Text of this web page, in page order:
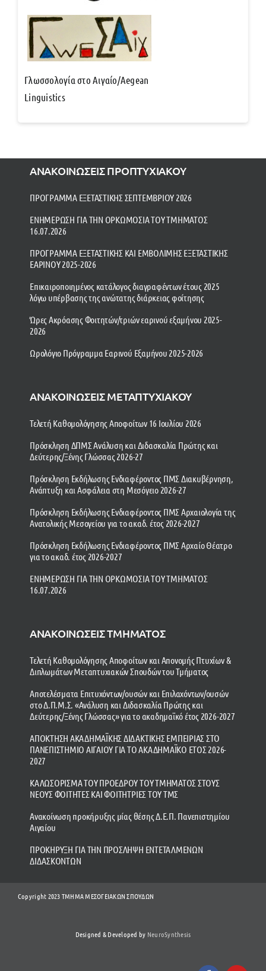
Γλωσσολογία στο Αιγαίο/Aegean
Linguistics
ΑΝΑΚΟΙΝΩΣΕΙΣ ΠΡΟΠΤΥΧΙΑΚΟΥ
ΠΡΟΓΡΑΜΜΑ ΕΞΕΤΑΣΤΙΚΗΣ ΣΕΠΤΕΜΒΡΙΟΥ 2026
ΕΝΗΜΕΡΩΣΗ ΓΙΑ ΤΗΝ ΟΡΚΩΜΟΣΙΑ ΤΟΥ ΤΜΗΜΑΤΟΣ
16.07.2026
ΠΡΟΓΡΑΜΜΑ ΕΞΕΤΑΣΤΙΚΗΣ ΚΑΙ ΕΜΒΟΛΙΜΗΣ ΕΞΕΤΑΣΤΙΚΗΣ
ΕΑΡΙΝΟΥ 2025-2026
Επικαιροποιημένος κατάλογος διαγραφέντων έτους 2025
λόγω υπέρβασης της ανώτατης διάρκειας φοίτησης
Ώρες Ακρόασης Φοιτητών/τριών εαρινού εξαμήνου 2025-
2026
Ωρολόγιο Πρόγραμμα Εαρινού Εξαμήνου 2025-2026
ΑΝΑΚΟΙΝΩΣΕΙΣ ΜΕΤΑΠΤΥΧΙΑΚΟΥ
Τελετή Καθομολόγησης Αποφοίτων 16 Ιουλίου 2026
Πρόσκληση ΔΠΜΣ Ανάλυση και Διδασκαλία Πρώτης και
Δεύτερης/Ξένης Γλώσσας 2026-27
Πρόσκληση Εκδήλωσης Ενδιαφέροντος ΠΜΣ Διακυβέρνηση,
Ανάπτυξη και Ασφάλεια στη Μεσόγειο 2026-27
Πρόσκληση Εκδήλωσης Ενδιαφέροντος ΠΜΣ Αρχαιολογία της
Ανατολικής Μεσογείου για το ακαδ. έτος 2026-2027
Πρόσκληση Εκδήλωσης Ενδιαφέροντος ΠΜΣ Αρχαίο Θέατρο
για το ακαδ. έτος 2026-2027
ΕΝΗΜΕΡΩΣΗ ΓΙΑ ΤΗΝ ΟΡΚΩΜΟΣΙΑ ΤΟΥ ΤΜΗΜΑΤΟΣ
16.07.2026
ΑΝΑΚΟΙΝΩΣΕΙΣ ΤΜΗΜΑΤΟΣ
Τελετή Καθομολόγησης Αποφοίτων και Απονομής Πτυχίων &
Διπλωμάτων Μεταπτυχιακών Σπουδών του Τμήματος
Αποτελέσματα Επιτυχόντων/ουσών και Επιλαχόντων/ουσών
στο Δ.Π.Μ.Σ. «Ανάλυση και Διδασκαλία Πρώτης και
Δεύτερης/Ξένης Γλώσσας» για το ακαδημαϊκό έτος 2026-2027
ΑΠΟΚΤΗΣΗ ΑΚΑΔΗΜΑΪΚΗΣ ΔΙΔΑΚΤΙΚΗΣ ΕΜΠΕΙΡΙΑΣ ΣΤΟ
ΠΑΝΕΠΙΣΤΗΜΙΟ ΑΙΓΑΙΟΥ ΓΙΑ ΤΟ ΑΚΑΔΗΜΑΪΚΟ ΕΤΟΣ 2026-
2027
ΚΑΛΩΣΟΡΙΣΜΑ ΤΟΥ ΠΡΟΕΔΡΟΥ ΤΟΥ ΤΜΗΜΑΤΟΣ ΣΤΟΥΣ
ΝΕΟΥΣ ΦΟΙΤΗΤΕΣ ΚΑΙ ΦΟΙΤΗΤΡΙΕΣ ΤΟΥ ΤΜΣ
Ανακοίνωση προκήρυξης μίας θέσης Δ.Ε.Π. Πανεπιστημίου
Αιγαίου
ΠΡΟΚΗΡΥΞΗ ΓΙΑ ΤΗΝ ΠΡΟΣΛΗΨΗ ΕΝΤΕΤΑΛΜΕΝΩΝ
ΔΙΔΑΣΚΟΝΤΩΝ
Copyright 2023 ΤΜΗΜΑ ΜΕΣΟΓΕΙΑΚΩΝ ΣΠΟΥΔΩΝ
Designed & Developed by NeuroSynthesis